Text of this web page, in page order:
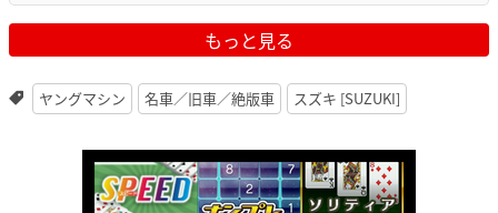
もっと見る
ヤングマシン 名車／旧車／絶版車 スズキ [SUZUKI]